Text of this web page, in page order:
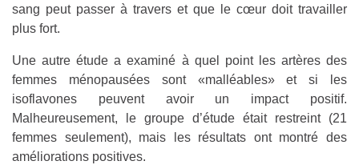
sang peut passer à travers et que le cœur doit travailler
plus fort.
Une autre étude a examiné à quel point les artères des
femmes ménopausées sont «malléables» et si les
isoflavones peuvent avoir un impact positif.
Malheureusement, le groupe d’étude était restreint (21
femmes seulement), mais les résultats ont montré des
améliorations positives.